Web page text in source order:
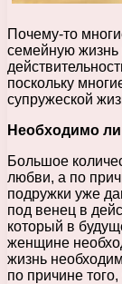
Почему-то
семейную жизнь
поскольку
супружеской
Необходимо
Большое
любви, а по
подружки уже
под венец в
который в
женщине
жизнь
по причине